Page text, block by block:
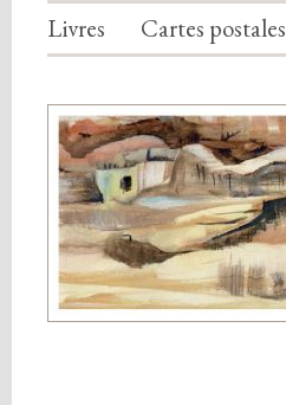
Livres Cartes postales